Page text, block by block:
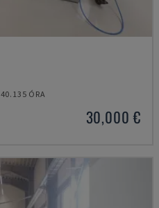
40.135 ÓRA
30,000 €